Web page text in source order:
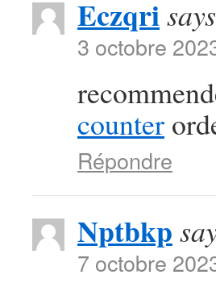
Eczqri
3 octobre
counter
Répondre
Nptbkp
7 octobre